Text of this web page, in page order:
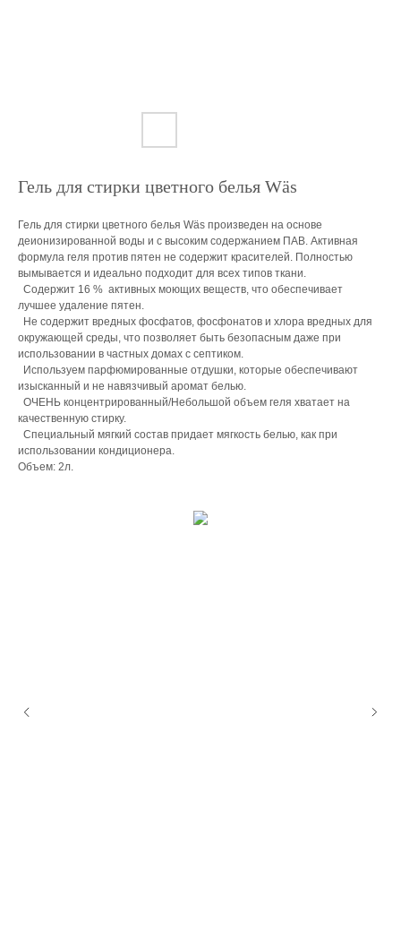
Гель для стирки цветного белья Wäs
Гель для стирки цветного белья Wäs произведен на основе
деионизированной воды и с высоким содержанием ПАВ. Активная
формула геля против пятен не содержит красителей. Полностью
вымывается и идеально подходит для всех типов ткани.
Содержит 16 % активных моющих веществ, что обеспечивает
лучшее удаление пятен.
Не содержит вредных фосфатов, фосфонатов и хлора вредных для
окружающей среды, что позволяет быть безопасным даже при
использовании в частных домах с септиком.
Используем парфюмированные отдушки, которые обеспечивают
изысканный и не навязчивый аромат белью.
ОЧЕНЬ концентрированный/Небольшой объем геля хватает на
качественную стирку.
Специальный мягкий состав придает мягкость белью, как при
использовании кондиционера.
Объем: 2л.